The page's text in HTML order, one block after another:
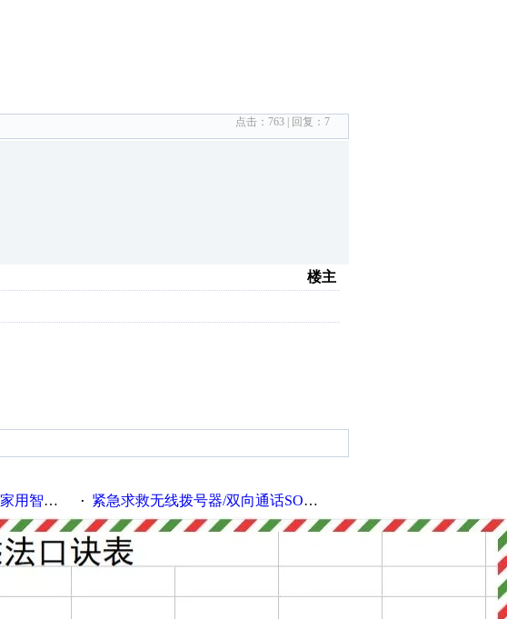
点击： 763 | 回复： 7
楼主
报警器 · 紧急求救无线拨号器/双向通话SOS电话/远程商铺报警器/GSM独居老人呼叫器